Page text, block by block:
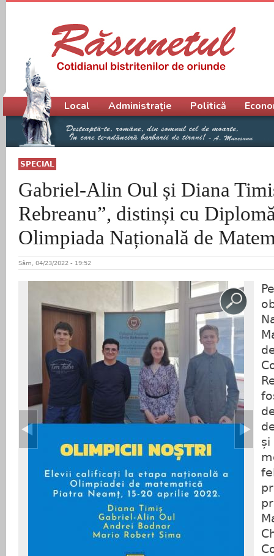
SPECIAL
Gabriel-Alin Oul și Diana
Rebreanu”, distinși cu
Olimpiada Națională de
Sâm, 04/23/2022 - 19:52
și
Meniu principal
Local Administrație Politică